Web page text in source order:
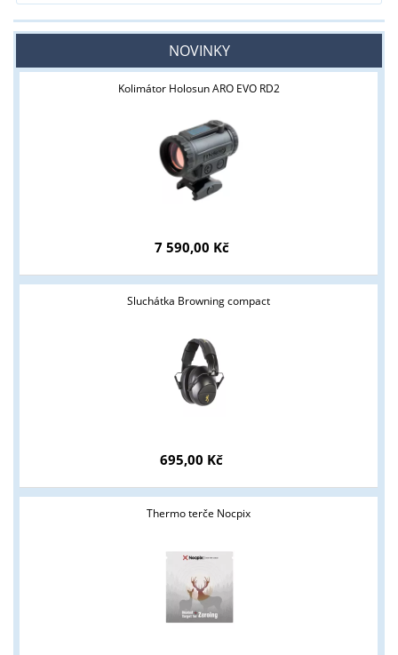
NOVINKY
Kolimátor Holosun ARO EVO RD2
7 590,00 Kč
Sluchátka Browning compact
695,00 Kč
Thermo terče Nocpix
podnikatelům v oblasti zbraně a střelivo. Splňujete tyto
podmínky?
ANO NE